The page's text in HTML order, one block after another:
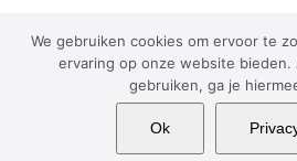
Copyright 2023 SAFE Apps BV | Alle
Privacy policy
We gebruiken cookies om ervoor te
ervaring op onze website
gebruiken, ga je
Ok